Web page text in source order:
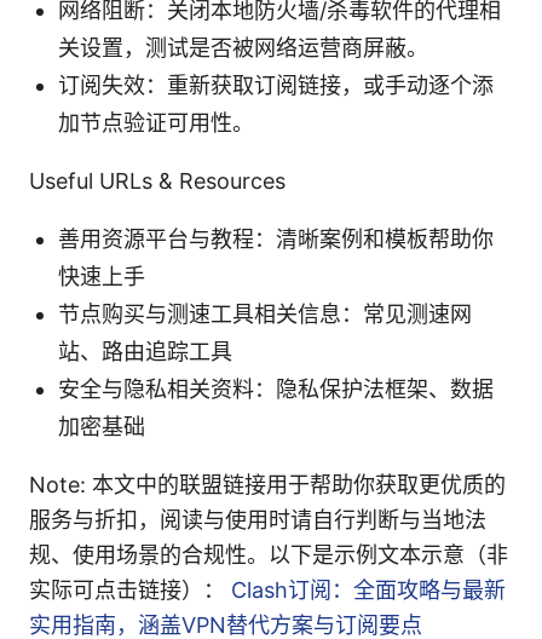
网络阻断：关闭本地防火墙/杀毒软件的代理相
关设置，测试是否被网络运营商屏蔽。
订阅失效：重新获取订阅链接，或手动逐个添
加节点验证可用性。
Useful URLs & Resources
善用资源平台与教程：清晰案例和模板帮助你
快速上手
节点购买与测速工具相关信息：常见测速网
站、路由追踪工具
安全与隐私相关资料：隐私保护法框架、数据
加密基础
Note: 本文中的联盟链接用于帮助你获取更优质的
服务与折扣，阅读与使用时请自行判断与当地法
规、使用场景的合规性。以下是示例文本示意（非
实际可点击链接）： Clash订阅：全面攻略与最新
实用指南，涵盖VPN替代方案与订阅要点